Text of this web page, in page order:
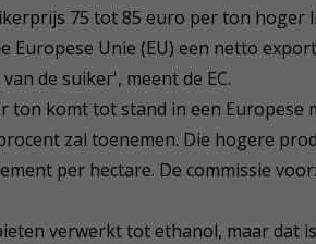
75 tot 85 euro per ton hoger
Europese Unie (EU) een netto
de suiker', meent de EC.
ton komt tot stand in een Europese
zal toenemen. Die hogere
per hectare. De commissie
verwerkt tot ethanol, maar dat